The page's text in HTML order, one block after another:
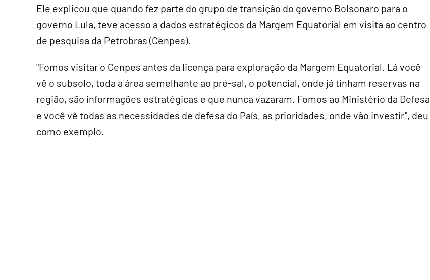
Ele explicou que quando fez parte do grupo de transição do governo Bolsonaro para o
governo Lula, teve acesso a dados estratégicos da Margem Equatorial em visita ao centro
de pesquisa da Petrobras (Cenpes).
"Fomos visitar o Cenpes antes da licença para exploração da Margem Equatorial. Lá você
vê o subsolo, toda a área semelhante ao pré-sal, o potencial, onde já tinham reservas na
região, são informações estratégicas e que nunca vazaram. Fomos ao Ministério da Defesa
e você vê todas as necessidades de defesa do País, as prioridades, onde vão investir", deu
como exemplo.